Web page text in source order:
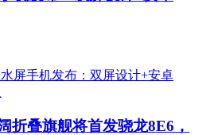
折叠旗舰将首发骁龙8E6，